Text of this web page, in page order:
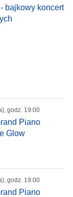
bajkowy koncert
godz. 19:00
Piano
Glow
godz. 19:00
Piano